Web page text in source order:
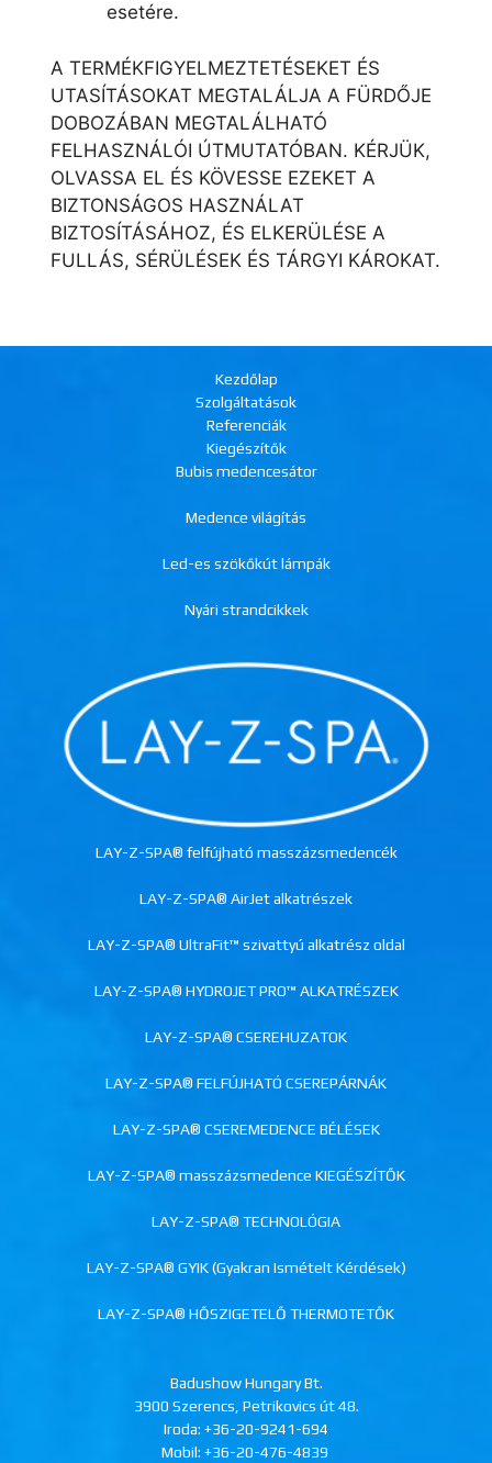
esetére.
A TERMÉKFIGYELMEZTETÉSEKET ÉS
UTASÍTÁSOKAT MEGTALÁLJA A FÜRDŐJE
DOBOZÁBAN MEGTALÁLHATÓ
FELHASZNÁLÓI ÚTMUTATÓBAN. KÉRJÜK,
OLVASSA EL ÉS KÖVESSE EZEKET A
BIZTONSÁGOS HASZNÁLAT
BIZTOSÍTÁSÁHOZ, ÉS ELKERÜLÉSE A
FULLÁS, SÉRÜLÉSEK ÉS TÁRGYI KÁROKAT.
Kezdőlap
Szolgáltatások
Referenciák
Kiegészítők
Bubis medencesátor
Medence világítás
Led-es szökőkút lámpák
Nyári strandcikkek
LAY-Z-SPA® felfújható masszázsmedencék
LAY-Z-SPA® AirJet alkatrészek
LAY-Z-SPA® UltraFit™ szivattyú alkatrész oldal
LAY-Z-SPA® HYDROJET PRO™ ALKATRÉSZEK
LAY-Z-SPA® CSEREHUZATOK
LAY-Z-SPA® FELFÚJHATÓ CSEREPÁRNÁK
LAY-Z-SPA® CSEREMEDENCE BÉLÉSEK
LAY-Z-SPA® masszázsmedence KIEGÉSZÍTŐK
LAY-Z-SPA® TECHNOLÓGIA
LAY-Z-SPA® GYIK (Gyakran Ismételt Kérdések)
LAY-Z-SPA® HŐSZIGETELŐ THERMOTETŐK
Badushow Hungary Bt.
3900 Szerencs, Petrikovics út 48.
Iroda: +36-20-9241-694
Mobil: +36-20-476-4839